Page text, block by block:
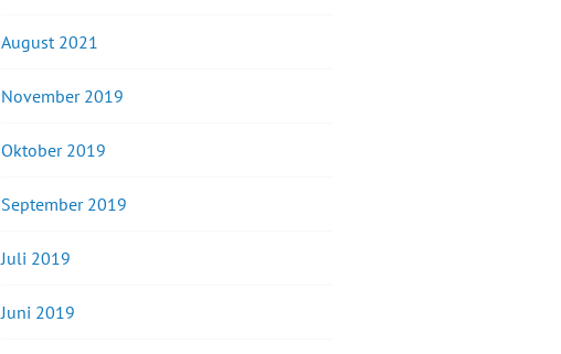
August 2021
November 2019
Oktober 2019
September 2019
Juli 2019
Juni 2019